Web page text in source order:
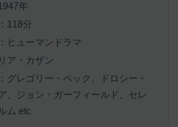
年
118分
ヒューマンドラマ
ア・カザン
グレゴリー・ペック、ドロシー・
、ジョン・ガーフィールド、セレ
ム etc